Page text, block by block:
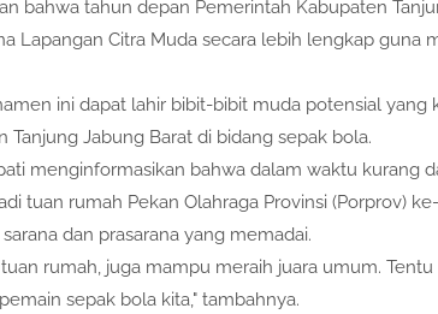
bahwa tahun depan Pemerintah Kabupaten
Lapangan Citra Muda secara lebih lengkap guna
ini dapat lahir bibit-bibit muda potensial yang
Jabung Barat di bidang sepak bola.
menginformasikan bahwa dalam waktu kurang
tuan rumah Pekan Olahraga Provinsi (Porprov)
dan prasarana yang memadai.
rumah, juga mampu meraih juara umum.
sepak bola kita," tambahnya.